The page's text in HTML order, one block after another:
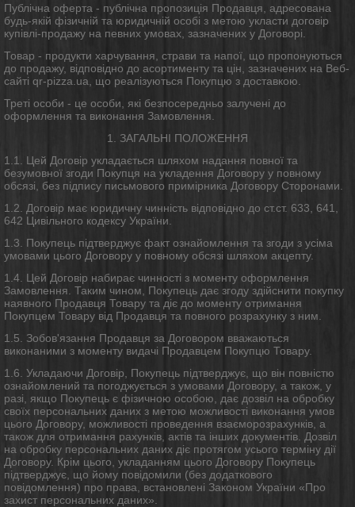
Публічна оферта - публічна пропозиція Продавця, адресована
будь-якій фізичній та юридичній особі з метою укласти договір
купівлі-продажу на певних умовах, зазначених у Договорі.
Товар - продукти харчування, страви та напої, що пропонуються
до продажу, відповідно до асортименту та цін, зазначених на Веб-
сайті qr-pizza.ua, що реалізуються Покупцю з доставкою.
Треті особи - це особи, які безпосередньо залучені до
оформлення та виконання Замовлення.
1. ЗАГАЛЬНІ ПОЛОЖЕННЯ
1.1. Цей Договір укладається шляхом надання повної та
безумовної згоди Покупця на укладення Договору у повному
обсязі, без підпису письмового примірника Договору Сторонами.
1.2. Договір має юридичну чинність відповідно до ст.ст. 633, 641,
642 Цивільного кодексу України.
1.3. Покупець підтверджує факт ознайомлення та згоди з усіма
умовами цього Договору у повному обсязі шляхом акцепту.
1.4. Цей Договір набирає чинності з моменту оформлення
Замовлення. Таким чином, Покупець дає згоду здійснити покупку
наявного Продавця Товару та діє до моменту отримання
Покупцем Товару від Продавця та повного розрахунку з ним.
1.5. Зобов'язання Продавця за Договором вважаються
виконаними з моменту видачі Продавцем Покупцю Товару.
1.6. Укладаючи Договір, Покупець підтверджує, що він повністю
ознайомлений та погоджується з умовами Договору, а також, у
разі, якщо Покупець є фізичною особою, дає дозвіл на обробку
своїх персональних даних з метою можливості виконання умов
цього Договору, можливості проведення взаєморозрахунків, а
також для отримання рахунків, актів та інших документів. Дозвіл
на обробку персональних даних діє протягом усього терміну дії
Договору. Крім цього, укладанням цього Договору Покупець
підтверджує, що йому повідомили (без додаткового
повідомлення) про права, встановлені Законом України «Про
захист персональних даних».